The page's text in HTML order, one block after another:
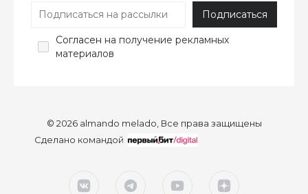
Согласен на получение рекламных
материалов
© 2026 almando melado, Все права защищены
Сделано командой